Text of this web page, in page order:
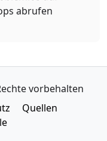
abrufen
vorbehalten
Quellen